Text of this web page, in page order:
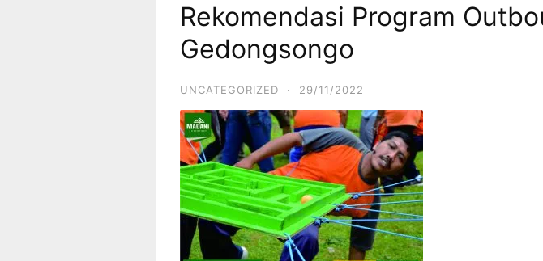
Rekomendasi Program
Gedongsongo
UNCATEGORIZED · 29/11/2022